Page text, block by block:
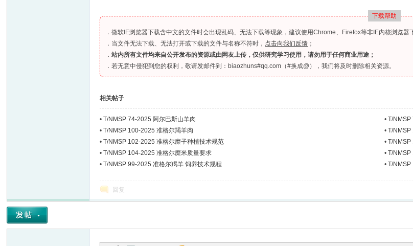
下载帮助
．微软IE浏览器下载含中文的文件时会出现乱码、无法下载等现象，建议使用Chrome、Firefox等非IE内核浏览器
．当文件无法下载、无法打开或下载的文件与名称不符时， 点击向我们反馈 ；
．站内所有文件均来自公开发布的资源或由网友上传，仅供研究学习使用，请勿用于任何商业用途；
．若无意中侵犯到您的权利，敬请发邮件到：biaozhuns#qq.com（#换成@），我们将及时删除相关资源。
相关帖子
•T/NMSP 74-2025 阿尔巴斯山羊肉 •T/NMSP
•T/NMSP 100-2025 准格尔羯羊肉 •T/NMSP
•T/NMSP 102-2025 准格尔糜子种植技术规范 •T/NMSP
•T/NMSP 104-2025 准格尔糜米质量要求 •T/NMSP
•T/NMSP 99-2025 准格尔羯羊 饲养技术规程 •T/NMSP
回复